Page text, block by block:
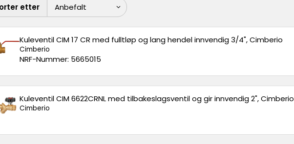
etter
Kuleventil CIM 17 CR med fulltløp og lang hendel innvendig 3/4", Cimberio
Cimberio
NRF-Nummer: 5665015
Kuleventil CIM 6622CRNL med tilbakeslagsventil og gir innvendig 2", Cimberio
Cimberio